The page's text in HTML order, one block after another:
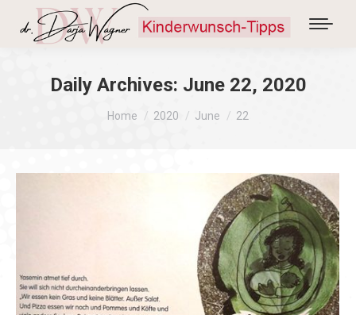
Daily Archives: June 22, 2020
You are here:
Home 2020 June 22